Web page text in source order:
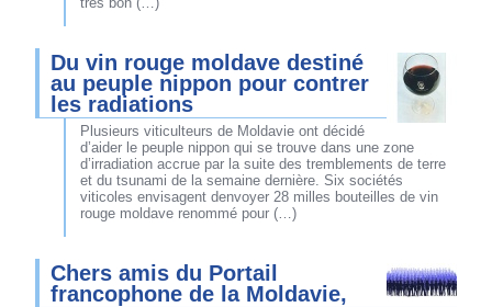
Du vin rouge moldave destiné
au peuple nippon pour contrer
les radiations
Plusieurs viticulteurs de Moldavie ont décidé
d’aider le peuple nippon qui se trouve dans une zone
d’irradiation accrue par la suite des tremblements de terre
et du tsunami de la semaine dernière. Six sociétés
viticoles envisagent denvoyer 28 milles bouteilles de vin
rouge moldave renommé pour (…)
Chers amis du Portail
francophone de la Moldavie,